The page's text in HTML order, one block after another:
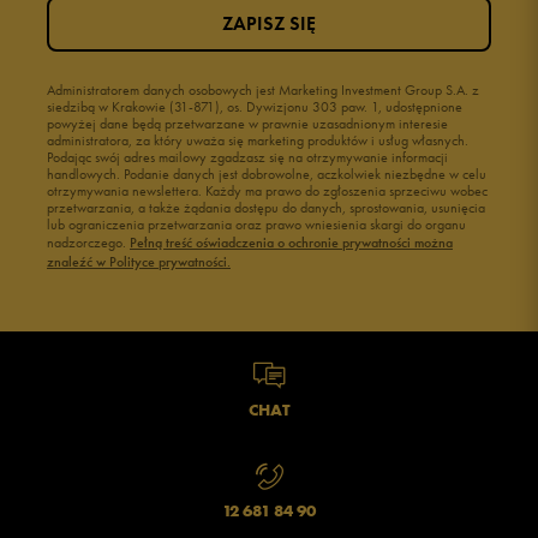
Administratorem danych osobowych jest Marketing Investment Group S.A. z
siedzibą w Krakowie (31-871), os. Dywizjonu 303 paw. 1, udostępnione
powyżej dane będą przetwarzane w prawnie uzasadnionym interesie
administratora, za który uważa się marketing produktów i usług własnych.
Podając swój adres mailowy zgadzasz się na otrzymywanie informacji
handlowych. Podanie danych jest dobrowolne, aczkolwiek niezbędne w celu
otrzymywania newslettera. Każdy ma prawo do zgłoszenia sprzeciwu wobec
przetwarzania, a także żądania dostępu do danych, sprostowania, usunięcia
lub ograniczenia przetwarzania oraz prawo wniesienia skargi do organu
nadzorczego. Pełną treść oświadczenia o ochronie prywatności można
znaleźć w Polityce prywatności.
ZAPISZ SIĘ
CHAT
12 681 84 90